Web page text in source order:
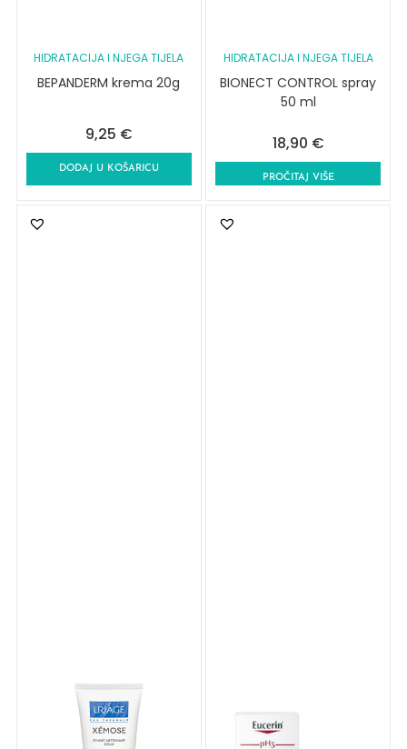
HIDRATACIJA I NJEGA TIJELA
BEPANDERM krema 20g
9,25 €
DODAJ U KOŠARICU
HIDRATACIJA I NJEGA TIJELA
BIONECT CONTROL spray
50 ml
18,90 €
PROČITAJ VIŠE